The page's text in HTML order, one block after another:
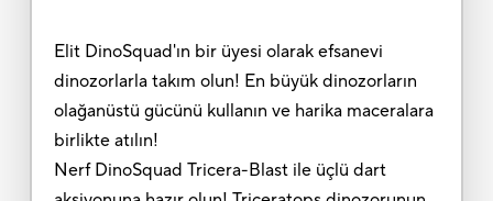
Elit DinoSquad'ın bir üyesi olarak efsanevi
dinozorlarla takım olun! En büyük dinozorların
olağanüstü gücünü kullanın ve harika maceralara
birlikte atılın!
Nerf DinoSquad Tricera-Blast ile üçlü dart